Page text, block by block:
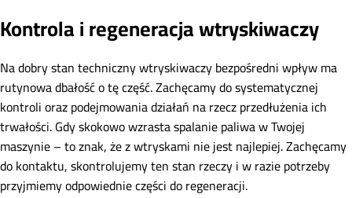
Kontrola i regeneracja wtryskiwaczy
Na dobry stan techniczny wtryskiwaczy bezpośredni wpływ ma
rutynowa dbałość o tę część. Zachęcamy do systematycznej
kontroli oraz podejmowania działań na rzecz przedłużenia ich
trwałości. Gdy skokowo wzrasta spalanie paliwa w Twojej
maszynie – to znak, że z wtryskami nie jest najlepiej. Zachęcamy
do kontaktu, skontrolujemy ten stan rzeczy i w razie potrzeby
przyjmiemy odpowiednie części do regeneracji.